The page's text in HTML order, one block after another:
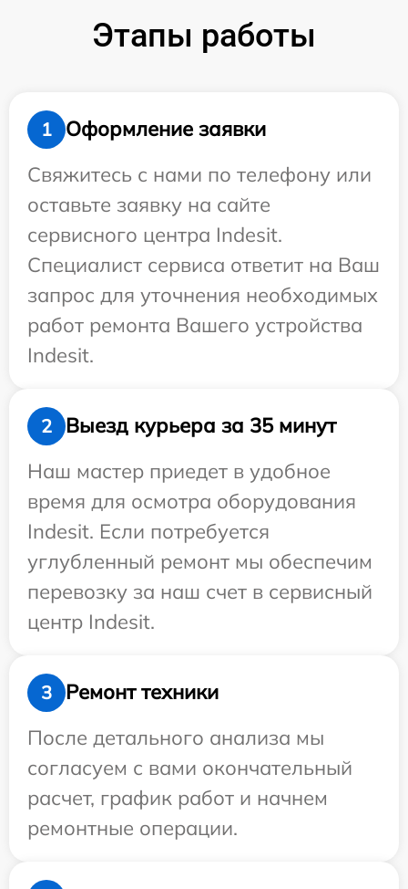
Этапы работы
1
Оформление заявки
Свяжитесь с нами по телефону или
оставьте заявку на сайте
сервисного центра Indesit.
Специалист сервиса ответит на Ваш
запрос для уточнения необходимых
работ ремонта Вашего устройства
Indesit.
2
Выезд курьера за 35 минут
Наш мастер приедет в удобное
время для осмотра оборудования
Indesit. Если потребуется
углубленный ремонт мы обеспечим
перевозку за наш счет в сервисный
центр Indesit.
3
Ремонт техники
После детального анализа мы
согласуем с вами окончательный
расчет, график работ и начнем
ремонтные операции.